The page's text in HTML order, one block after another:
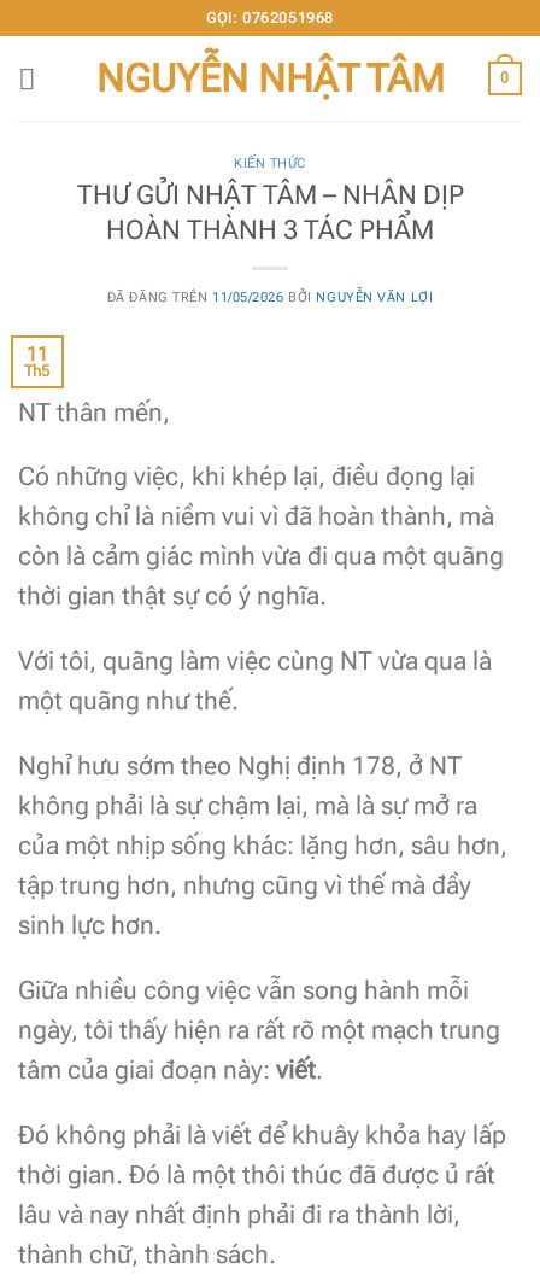
đến
nội
GỌI: 0762051968
NGUYỄN NHẬT TÂM 0
KIẾN THỨC
THƯ GỬI NHẬT TÂM – NHÂN DỊP
HOÀN THÀNH 3 TÁC PHẨM
ĐÃ ĐĂNG TRÊN 11/05/2026 BỞI NGUYỄN VĂN LỢI
11
Th5
NT thân mến,
Có những việc, khi khép lại, điều đọng lại
không chỉ là niềm vui vì đã hoàn thành, mà
còn là cảm giác mình vừa đi qua một quãng
thời gian thật sự có ý nghĩa.
Với tôi, quãng làm việc cùng NT vừa qua là
một quãng như thế.
Nghỉ hưu sớm theo Nghị định 178, ở NT
không phải là sự chậm lại, mà là sự mở ra
của một nhịp sống khác: lặng hơn, sâu hơn,
tập trung hơn, nhưng cũng vì thế mà đầy
sinh lực hơn.
Giữa nhiều công việc vẫn song hành mỗi
ngày, tôi thấy hiện ra rất rõ một mạch trung
tâm của giai đoạn này: viết.
Đó không phải là viết để khuây khỏa hay lấp
thời gian. Đó là một thôi thúc đã được ủ rất
lâu và nay nhất định phải đi ra thành lời,
thành chữ, thành sách.